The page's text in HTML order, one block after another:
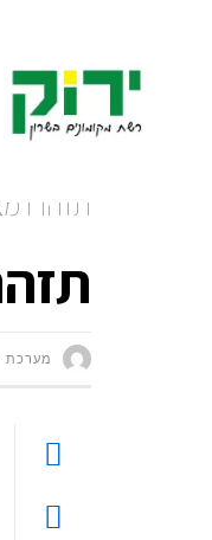
תזהרו
מערכת